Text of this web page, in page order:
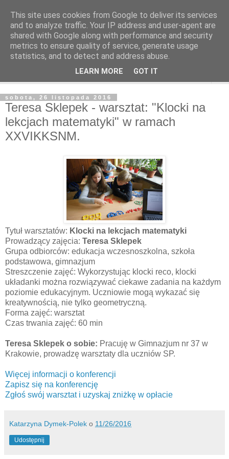
sobota, 26 listopada 2016
Teresa Sklepek - warsztat: "Klocki na
lekcjach matematyki" w ramach
XXVIKKSNM.
Tytuł warsztatów: Klocki na lekcjach matematyki
Prowadzący zajęcia: Teresa Sklepek
Grupa odbiorców: edukacja wczesnoszkolna, szkoła
podstawowa, gimnazjum
Streszczenie zajęć: Wykorzystując klocki reco, klocki
układanki można rozwiązywać ciekawe zadania na każdym
poziomie edukacyjnym. Uczniowie mogą wykazać się
kreatywnością, nie tylko geometryczną.
Forma zajęć: warsztat
Czas trwania zajęć: 60 min
Teresa Sklepek o sobie: Pracuję w Gimnazjum nr 37 w
Krakowie, prowadzę warsztaty dla uczniów SP.
Więcej informacji o konferencji
Zapisz się na konferencję
Zgłoś swój warsztat i uzyskaj zniżkę w opłacie
Katarzyna Dymek-Polek o 11/26/2016
Udostępnij
This site uses cookies from Google to deliver its services
and to analyze traffic. Your IP address and user-agent are
shared with Google along with performance and security
metrics to ensure quality of service, generate usage
statistics, and to detect and address abuse.
LEARN MORE GOT IT